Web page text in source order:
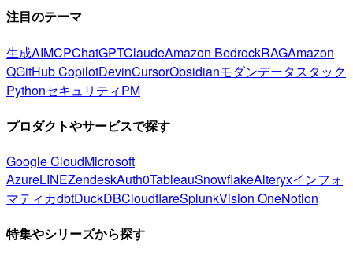
注目のテーマ
生成AIMCPChatGPTClaudeAmazon BedrockRAGAmazon
QGitHub CopilotDevinCursorObsidianモダンデータスタック
PythonセキュリティPM
プロダクトやサービスで探す
Google CloudMicrosoft
AzureLINEZendeskAuth0TableauSnowflakeAlteryxインフォ
マティカdbtDuckDBCloudflareSplunkVision OneNotion
特集やシリーズから探す